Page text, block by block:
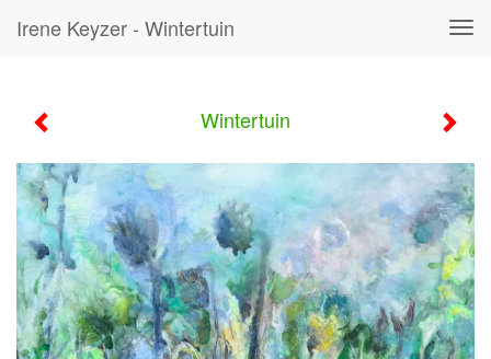
Irene Keyzer - Wintertuin
Wintertuin